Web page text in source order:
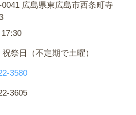
0041 広島県東広島市西条町寺
祝祭日（不定期で土曜）
3580
3605